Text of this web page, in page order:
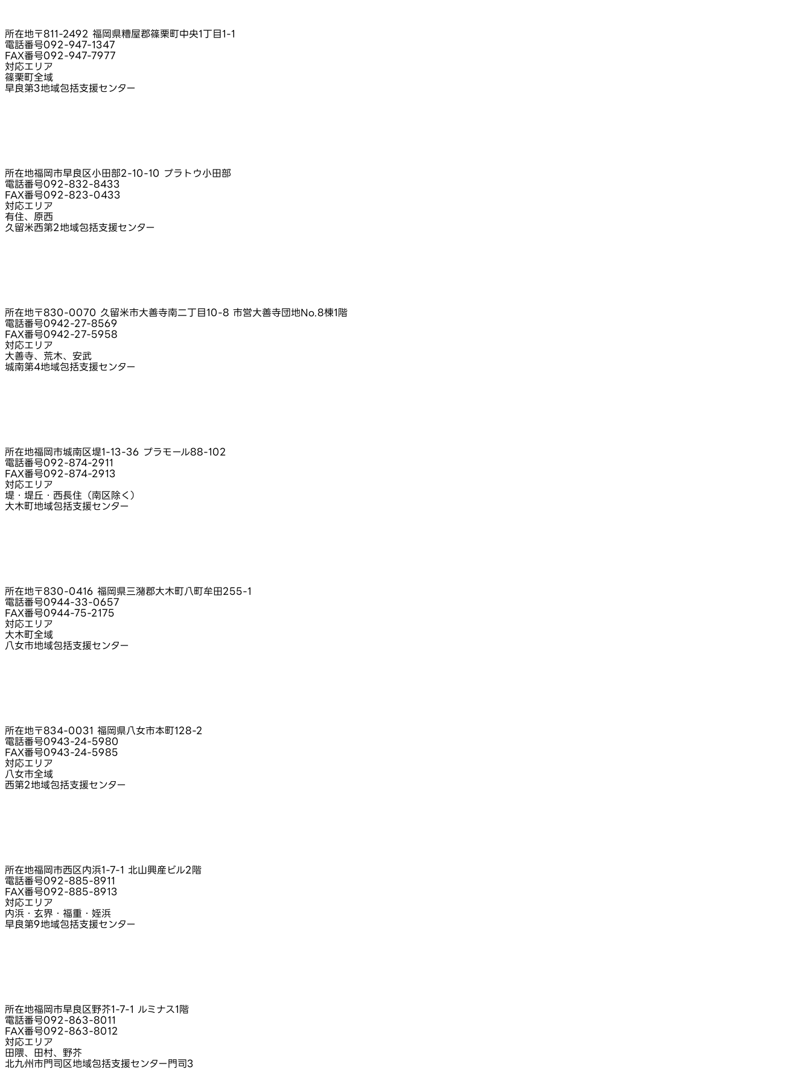
所在地〒811-2492 福岡県糟屋郡篠栗町中央1丁目1-1
電話番号092-947-1347
FAX番号092-947-7977
対応エリア
篠栗町全域
早良第3地域包括支援センター
所在地福岡市早良区小田部2-10-10 プラトウ小田部
電話番号092-832-8433
FAX番号092-823-0433
対応エリア
有住、原西
久留米西第2地域包括支援センター
所在地〒830-0070 久留米市大善寺南二丁目10-8 市営大善寺団地No.8棟1階
電話番号0942-27-8569
FAX番号0942-27-5958
対応エリア
大善寺、荒木、安武
城南第4地域包括支援センター
所在地福岡市城南区堤1-13-36 プラモール88-102
電話番号092-874-2911
FAX番号092-874-2913
対応エリア
堤・堤丘・西長住（南区除く）
大木町地域包括支援センター
所在地〒830-0416 福岡県三潴郡大木町八町牟田255-1
電話番号0944-33-0657
FAX番号0944-75-2175
対応エリア
大木町全域
八女市地域包括支援センター
所在地〒834-0031 福岡県八女市本町128-2
電話番号0943-24-5980
FAX番号0943-24-5985
対応エリア
八女市全域
西第2地域包括支援センター
所在地福岡市西区内浜1-7-1 北山興産ビル2階
電話番号092-885-8911
FAX番号092-885-8913
対応エリア
内浜・玄界・福重・姪浜
早良第9地域包括支援センター
所在地福岡市早良区野芥1-7-1 ルミナス1階
電話番号092-863-8011
FAX番号092-863-8012
対応エリア
田隈、田村、野芥
北九州市門司区地域包括支援センター門司3